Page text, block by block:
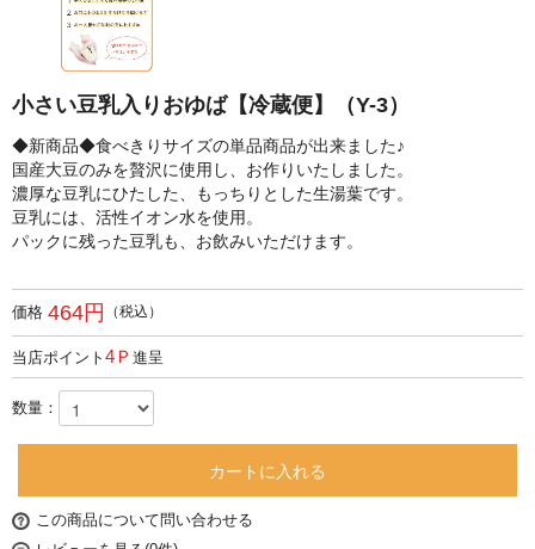
小さい豆乳入りおゆば【冷蔵便】（Y-3）
◆新商品◆食べきりサイズの単品商品が出来ました♪
国産大豆のみを贅沢に使用し、お作りいたしました。
濃厚な豆乳にひたした、もっちりとした生湯葉です。
豆乳には、活性イオン水を使用。
パックに残った豆乳も、お飲みいただけます。
価格 464円 （税込）
当店ポイント 4Ｐ 進呈
数量：
カートに入れる
この商品について問い合わせる